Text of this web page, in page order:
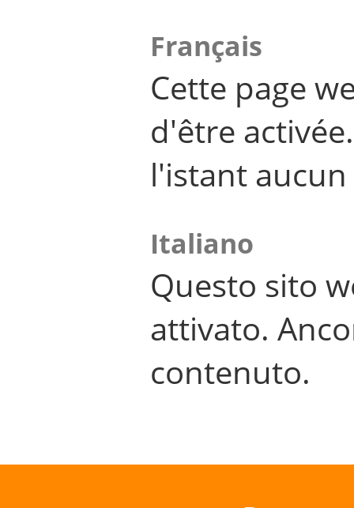
Français
Cette page
d'être
l'istant
Italiano
Questo sito
attivato.
contenuto.